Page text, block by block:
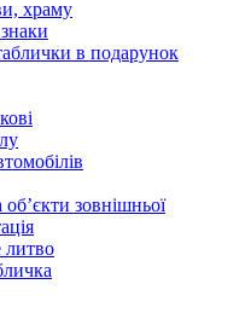
храму
в подарунок
зовнішньої
литво